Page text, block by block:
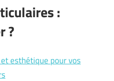
:
?
esthétique pour vos